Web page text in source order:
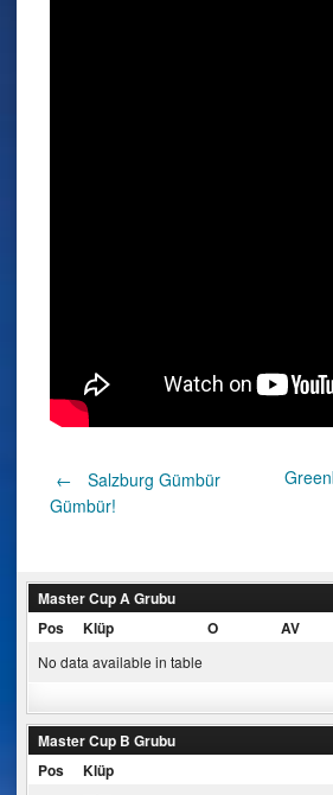
Post
←
Salzburg Gümbür
Gümbür!
Master Cup A Grubu
Pos
Klüp O AV
No data available in table
Master Cup B Grubu
Pos
Klüp